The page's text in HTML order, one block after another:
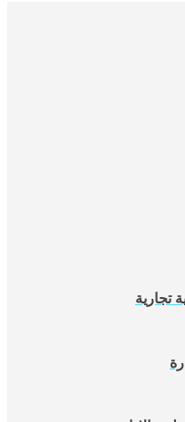
تجارية